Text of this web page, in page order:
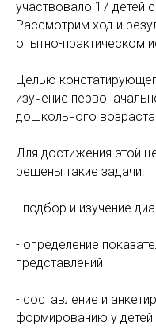
участвовало 17 детей
Рассмотрим ход и
опытно-практическом
Целью
изучение
дошкольного
Для достижения этой
решены такие задачи:
- подбор и изучение
- определение
представлений
- составление и
формированию у детей